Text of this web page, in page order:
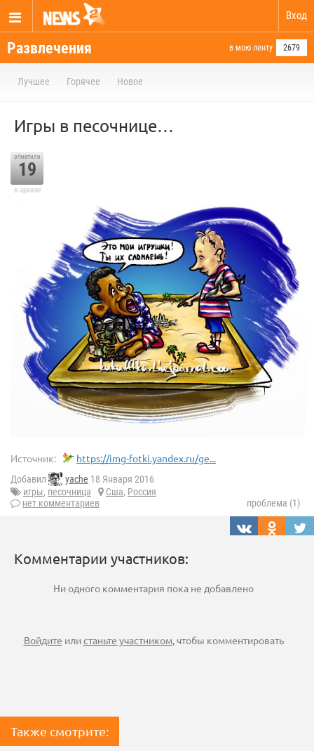
Вход
Развлечения в мою ленту 2679
Лучшее Горячее Новое
Игры в песочнице…
отметили
19
в архиве
Источник: https://img-fotki.yandex.ru/ge...
Добавил yache 18 Января 2016
игры, песочница Сша, Россия
нет комментариев
проблема (1)
Комментарии участников:
Ни одного комментария пока не добавлено
Войдите илистаньте участником, чтобы комментировать
Также смотрите: